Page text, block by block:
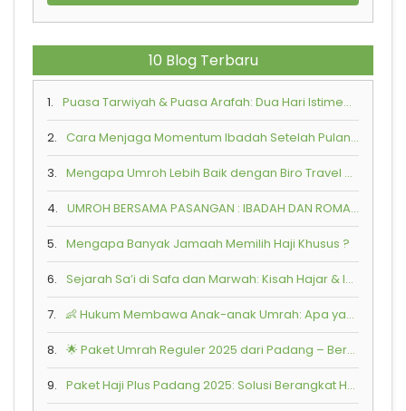
10 Blog Terbaru
1. Puasa Tarwiyah & Puasa Arafah: Dua Hari Istimewa Penuh Keutamaan di Bulan Zulhijah
2. Cara Menjaga Momentum Ibadah Setelah Pulang dari Tanah Suci
3. Mengapa Umroh Lebih Baik dengan Biro Travel Resmi?
4. UMROH BERSAMA PASANGAN : IBADAH DAN ROMANTIKA SPIRITUAL
5. Mengapa Banyak Jamaah Memilih Haji Khusus ?
6. Sejarah Sa’i di Safa dan Marwah: Kisah Hajar & Ismail
7. 👶 Hukum Membawa Anak-anak Umrah: Apa yang Perlu Diketahui?
8. 🌟 Paket Umrah Reguler 2025 dari Padang – Bersama Armindo Jaya Tur
9. Paket Haji Plus Padang 2025: Solusi Berangkat Haji Lebih Cepat Bersama Armindo Jaya Tur